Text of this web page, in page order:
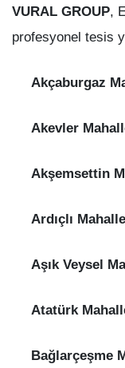
VURAL GROUP,
profesyonel tesis
Akçaburgaz
Akevler
Akşemsettin
Ardıçlı
Aşık Veysel
Atatürk
Bağlarçeşme